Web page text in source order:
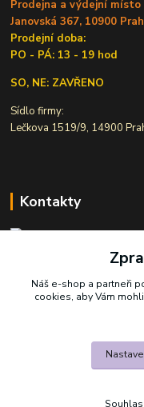
Prodejna a výdejní místo
Janovská 367, 10900
Prodejní doba:
PO - PÁ: 13 - 19 hod
SO, NE: ZAVŘENO
Sídlo firmy:
Lečkova 1519/9, 14900
Kontakty
Ivana Šiková
+420 607
Po-Pá, 8-18
Náš e-shop a partneři
cookies, aby Vám